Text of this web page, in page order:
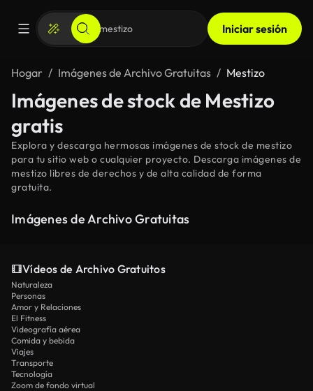
Iniciar sesión
Hogar Imágenes de Archivo Gratuitas Mestizo
Imágenes de stock de Mestizo
gratis
Explora y descarga hermosas imágenes de stock de mestizo
para tu sitio web o cualquier proyecto. Descarga imágenes de
mestizo libres de derechos y de alta calidad de forma
gratuita.
Imágenes de Archivo Gratuitas
Vídeos de Archivo Gratuitos
Naturaleza
Personas
Amor y Relaciones
El Fitness
Videografía aérea
Comida y bebida
Viajes
Transporte
Tecnología
Zoom de fondo virtual